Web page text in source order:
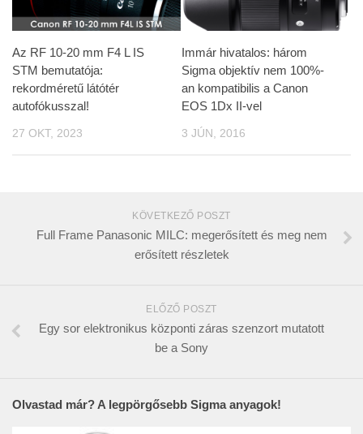
Az RF 10-20 mm F4 L IS
STM bemutatója:
rekordméretű látótér
autofókusszal!
27 OKT, 2023
Immár hivatalos: három
Sigma objektív nem 100%-
an kompatibilis a Canon
EOS 1Dx II-vel
3 JÚN, 2016
KÖVETKEZŐ POSZT
Full Frame Panasonic MILC: megerősített és meg nem
erősített részletek
ELŐZŐ POSZT
Egy sor elektronikus központi záras szenzort mutatott
be a Sony
Olvastad már? A legpörgősebb Sigma anyagok!